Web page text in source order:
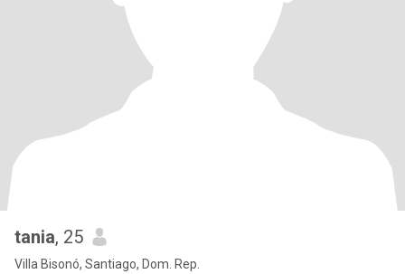
tania, 25
Villa Bisonó, Santiago, Dom. Rep.